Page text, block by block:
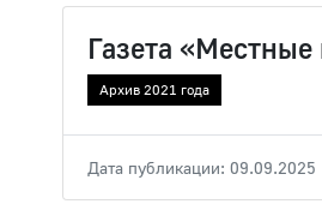
Газета
Архив 2021 года
Дата публикации: 09.09.2025